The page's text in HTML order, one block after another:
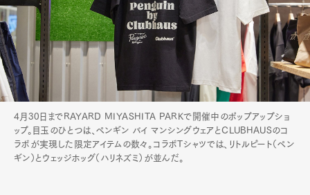
4月30日までRAYARD MIYASHITA PARKで開催中のポップアップショ
ップ。目玉のひとつは、ペンギン バイ マンシングウェアとCLUBHAUSのコ
ラボが実現した限定アイテムの数々。コラボTシャツでは、リトルピート（ペン
ギン）とウェッジホッグ（ハリネズミ）が並んだ。